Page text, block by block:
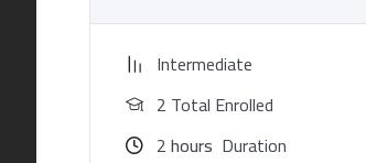
Intermediate
2 Total Enrolled
2hours Duration